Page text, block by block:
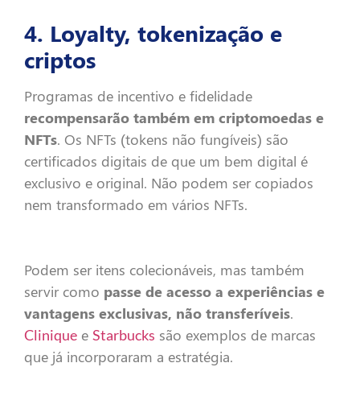
4. Loyalty, tokenização e
criptos
Programas de incentivo e fidelidade
recompensarão também em criptomoedas e
NFTs. Os NFTs (tokens não fungíveis) são
certificados digitais de que um bem digital é
exclusivo e original. Não podem ser copiados
nem transformado em vários NFTs.
Podem ser itens colecionáveis, mas também
servir como passe de acesso a experiências e
vantagens exclusivas, não transferíveis.
Clinique e Starbucks são exemplos de marcas
que já incorporaram a estratégia.